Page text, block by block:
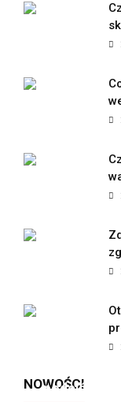
NOWOŚCI
podejście
Dieta